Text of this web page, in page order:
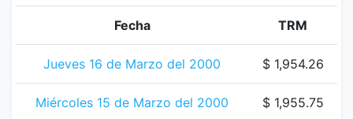
Fecha TRM
Jueves 16 de Marzo del 2000 $ 1,954.26
Miércoles 15 de Marzo del 2000 $ 1,955.75